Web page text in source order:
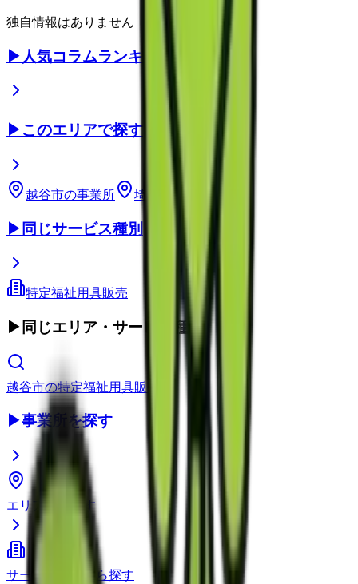
独自情報はありません
▶ 人気コラムランキング
▶このエリアで探す
越谷市の事業所 埼玉県 の事業所
▶ 同じサービス種別
特定福祉用具販売
▶ 同じエリア・サービス種別
越谷市の特定福祉用具販売
▶事業所を探す
エリアから探す
サービス種別から探す